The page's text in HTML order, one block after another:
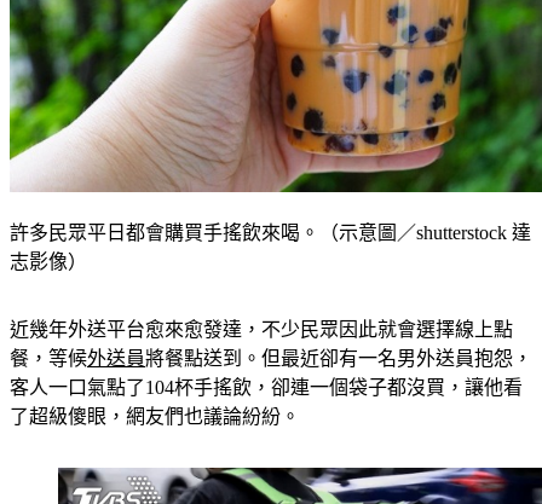
許多民眾平日都會購買手搖飲來喝。（示意圖／shutterstock 達
近幾年外送平台愈來愈發達，不少民眾因此就會選擇線上點
餐，等候外送員將餐點送到。但最近卻有一名男外送員抱怨，
客人一口氣點了104杯手搖飲，卻連一個袋子都沒買，讓他看